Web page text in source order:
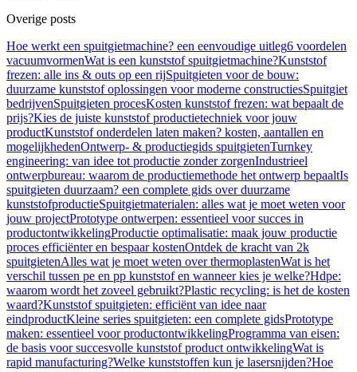
Overige posts
Hoe werkt een spuitgietmachine? een eenvoudige uitleg6 voordelen
vacuumvormenWat is een kunststof spuitgietmachine?Kunststof
frezen: alle ins & outs op een rijSpuitgieten voor de bouw:
duurzame kunststof oplossingen voor moderne constructiesSpuitgiet
bedrijvenSpuitgieten procesKosten kunststof frezen: wat bepaalt de
prijs?Kies de juiste kunststof productietechniek voor jouw
productKunststof onderdelen laten maken? kosten, aantallen en
mogelijkhedenOntwerp- & productiegids spuitgietenTurnkey
engineering: van idee tot productie zonder zorgenIndustrieel
ontwerpbureau: waarom de productiemethode het ontwerp bepaaltIs
spuitgieten duurzaam? een complete gids over duurzame
kunststofproductieSpuitgietmaterialen: alles wat je moet weten voor
jouw projectPrototype ontwerpen: essentieel voor succes in
productontwikkelingProductie optimalisatie: maak jouw productie
proces efficiënter en bespaar kostenOntdek de kracht van 2k
spuitgietenAlles wat je moet weten over thermoplastenWat is het
verschil tussen pe en pp kunststof en wanneer kies je welke?Hdpe:
waarom wordt het zoveel gebruikt?Plastic recycling: is het de kosten
waard?Kunststof spuitgieten: efficiënt van idee naar
eindproductKleine series spuitgieten: een complete gidsPrototype
maken: essentieel voor productontwikkelingProgramma van eisen:
de basis voor succesvolle kunststof product ontwikkelingWat is
rapid manufacturing?Welke kunststoffen kun je lasersnijden?Hoe